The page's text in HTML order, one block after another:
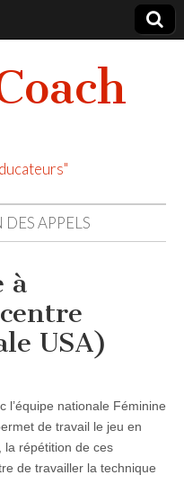
APPELS
à
USA)
l’équipe nationale Féminine
de travail le jeu en
la répétition de ces
de travailler la technique